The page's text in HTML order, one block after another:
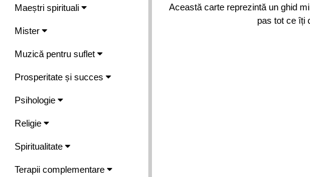
Maeștri spirituali
Mister
Muzică pentru suflet
Prosperitate și succes
Psihologie
Religie
Spiritualitate
Terapii complementare
Această carte reprezintă un ghid
pas tot ce îți